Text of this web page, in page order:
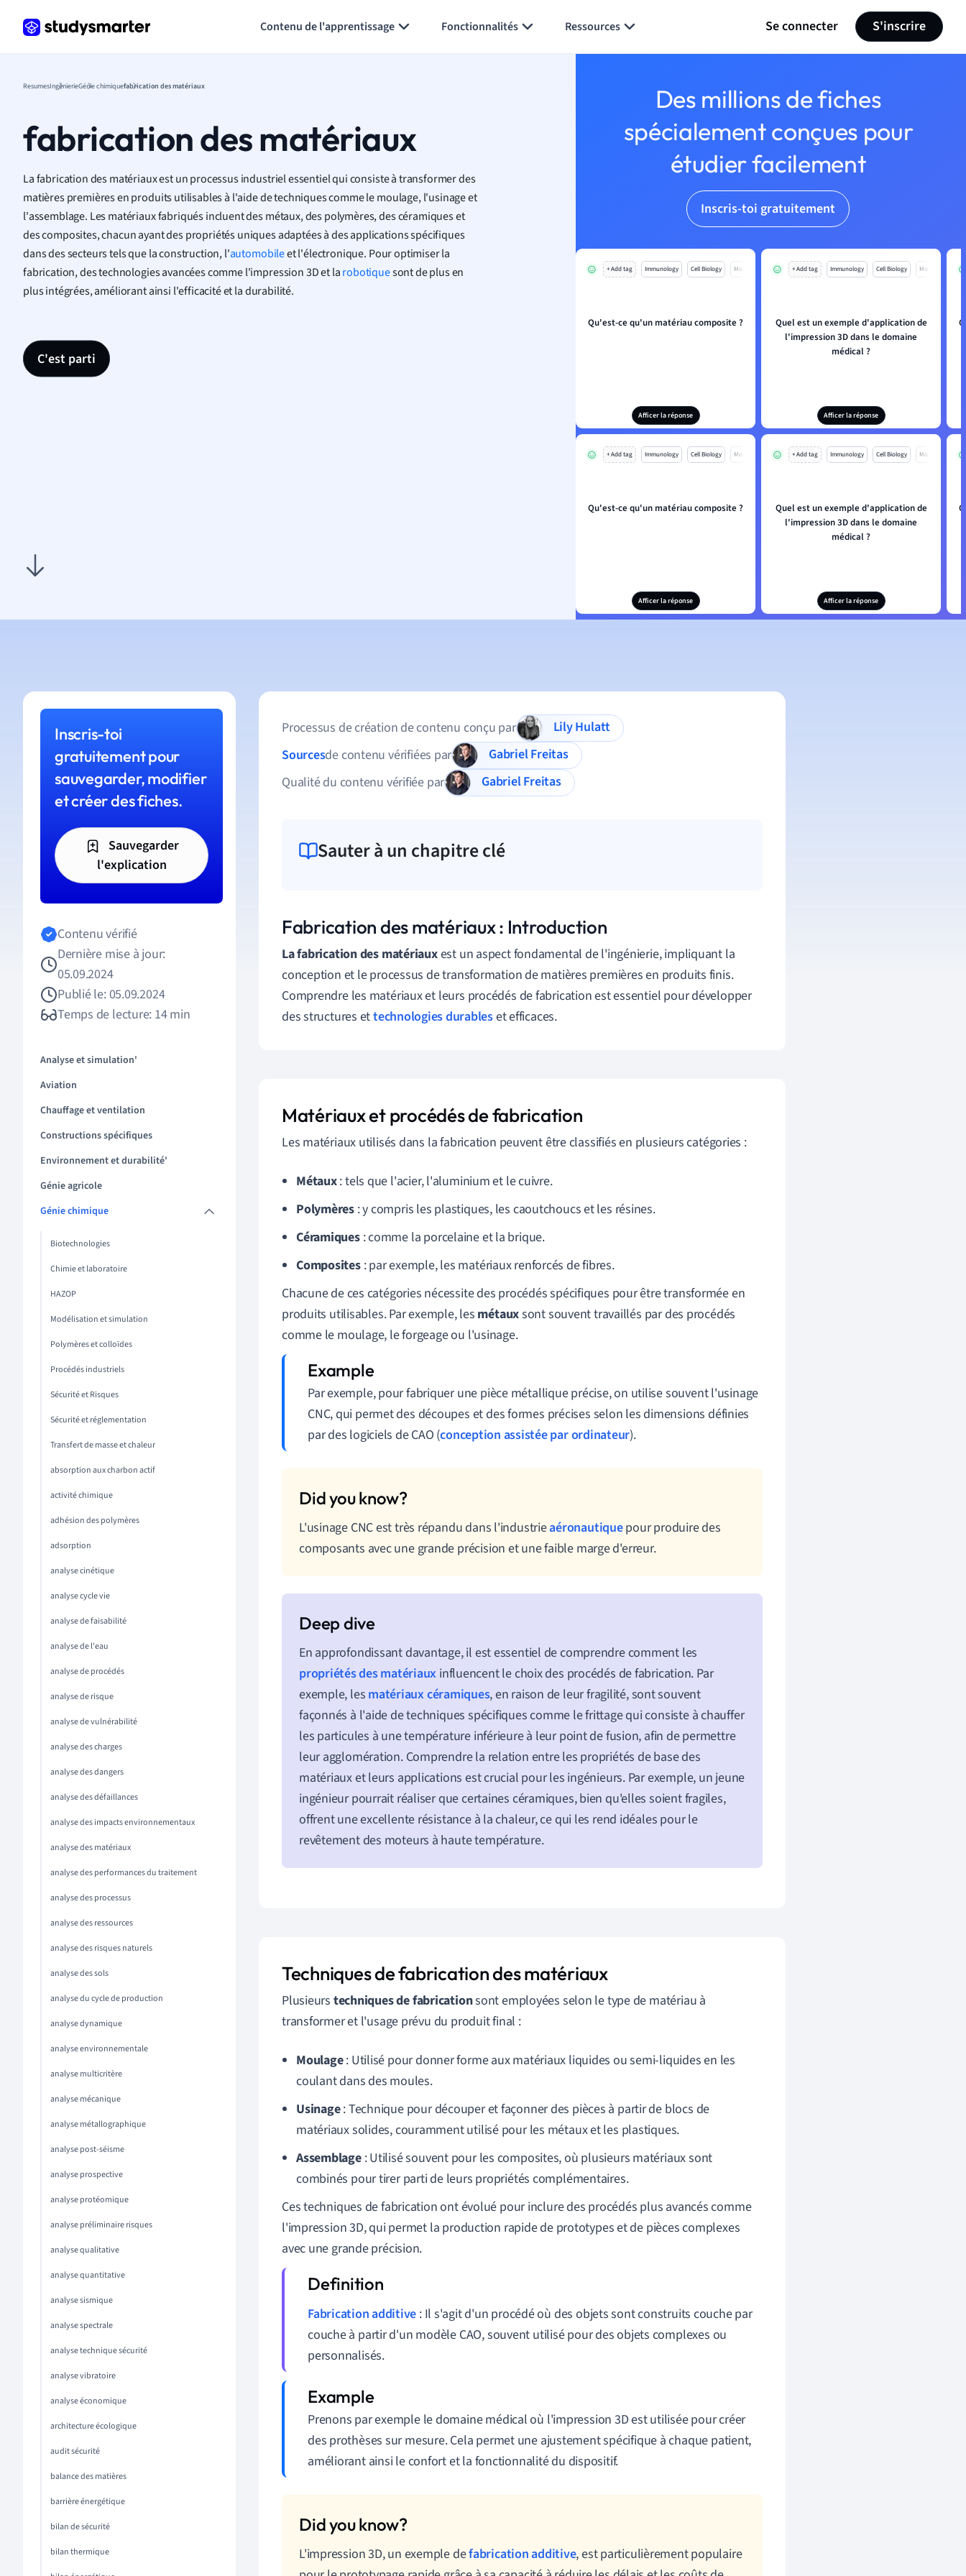
Contenu de l'apprentissage Fonctionnalités Ressources Se connecter S'inscrire
ResumesIngénierieGénie chimiquefabrication des matériaux
fabrication des matériaux
La fabrication des matériaux est un processus industriel essentiel qui consiste à transformer des
matières premières en produits utilisables à l'aide de techniques comme le moulage, l'usinage et
l'assemblage. Les matériaux fabriqués incluent des métaux, des polymères, des céramiques et
des composites, chacun ayant des propriétés uniques adaptées à des applications spécifiques
dans des secteurs tels que la construction, l'automobileet l'électronique. Pour optimiser la
fabrication, des technologies avancées comme l'impression 3D et larobotiquesont de plus en
plus intégrées, améliorant ainsi l'efficacité et la durabilité.
C'est parti
Des millions de fiches
spécialement conçues pour
étudier facilement
Inscris-toi gratuitement
+ Add tag Immunology Cell Biology Mo
Qu'est-ce qu'un matériau composite ?
Afficer la réponse
+ Add tag Immunology Cell Biology Mo
Quel est un exemple d'application de
l'impression 3D dans le domaine
médical ?
Afficer la réponse
+ Add tag Immunology Cell Biology Mo
Qu'est-ce qu'un matériau composite ?
Afficer la réponse
+ Add tag Immunology Cell Biology Mo
Quel est un exemple d'application de
l'impression 3D dans le domaine
médical ?
Afficer la réponse
Inscris-toi
gratuitement pour
sauvegarder, modifier
et créer des fiches.
Sauvegarder
l'explication
Contenu vérifié
Dernière mise à jour:
05.09.2024
Publié le: 05.09.2024
Temps de lecture: 14 min
Analyse et simulation'
Aviation
Chauffage et ventilation
Constructions spécifiques
Environnement et durabilité'
Génie agricole
Génie chimique
Biotechnologies
Chimie et laboratoire
HAZOP
Modélisation et simulation
Polymères et colloïdes
Procédés industriels
Sécurité et Risques
Sécurité et réglementation
Transfert de masse et chaleur
absorption aux charbon actif
activité chimique
adhésion des polymères
adsorption
analyse cinétique
analyse cycle vie
analyse de faisabilité
analyse de l'eau
analyse de procédés
analyse de risque
analyse de vulnérabilité
analyse des charges
analyse des dangers
analyse des défaillances
analyse des impacts environnementaux
analyse des matériaux
analyse des performances du traitement
analyse des processus
analyse des ressources
analyse des risques naturels
analyse des sols
analyse du cycle de production
analyse dynamique
analyse environnementale
analyse multicritère
analyse mécanique
analyse métallographique
analyse post-séisme
analyse prospective
analyse protéomique
analyse préliminaire risques
analyse qualitative
analyse quantitative
analyse sismique
analyse spectrale
analyse technique sécurité
analyse vibratoire
analyse économique
architecture écologique
audit sécurité
balance des matières
barrière énergétique
bilan de sécurité
bilan thermique
Processus de création de contenu conçu par
Lily Hulatt
Sourcesde contenu vérifiées par
Gabriel Freitas
Qualité du contenu vérifiée par
Gabriel Freitas
Sauter à un chapitre clé
Fabrication des matériaux : Introduction
La fabrication des matériauxest un aspect fondamental de l'ingénierie, impliquant la
conception et le processus de transformation de matières premières en produits finis.
Comprendre les matériaux et leurs procédés de fabrication est essentiel pour développer
des structures ettechnologies durableset efficaces.
Matériaux et procédés de fabrication
Les matériaux utilisés dans la fabrication peuvent être classifiés en plusieurs catégories :
Métaux: tels que l'acier, l'aluminium et le cuivre.
Polymères : y compris les plastiques, les caoutchoucs et les résines.
Céramiques: comme la porcelaine et la brique.
Composites: par exemple, les matériaux renforcés de fibres.
Chacune de ces catégories nécessite des procédés spécifiques pour être transformée en
produits utilisables. Par exemple, les métauxsont souvent travaillés par des procédés
comme le moulage, le forgeage ou l'usinage.
Par exemple, pour fabriquer une pièce métallique précise, on utilise souvent l'usinage
CNC, qui permet des découpes et des formes précises selon les dimensions définies
par des logiciels de CAO (conception assistée par ordinateur).
L'usinage CNC est très répandu dans l'industrieaéronautiquepour produire des
composants avec une grande précision et une faible marge d'erreur.
En approfondissant davantage, il est essentiel de comprendre comment les
propriétés des matériaux influencent le choix des procédés de fabrication. Par
exemple, les matériaux céramiques, en raison de leur fragilité, sont souvent
façonnés à l'aide de techniques spécifiques comme le frittage qui consiste à chauffer
les particules à une température inférieure à leur point de fusion, afin de permettre
leur agglomération. Comprendre la relation entre les propriétés de base des
matériaux et leurs applications est crucial pour les ingénieurs. Par exemple, un jeune
ingénieur pourrait réaliser que certaines céramiques, bien qu'elles soient fragiles,
offrent une excellente résistance à la chaleur, ce qui les rend idéales pour le
revêtement des moteurs à haute température.
Techniques de fabrication des matériaux
Plusieurs techniques de fabricationsont employées selon le type de matériau à
transformer et l'usage prévu du produit final :
Moulage: Utilisé pour donner forme aux matériaux liquides ou semi-liquides en les
coulant dans des moules.
Usinage: Technique pour découper et façonner des pièces à partir de blocs de
matériaux solides, couramment utilisé pour les métaux et les plastiques.
Assemblage: Utilisé souvent pour les composites, où plusieurs matériaux sont
combinés pour tirer parti de leurs propriétés complémentaires.
Ces techniques de fabrication ont évolué pour inclure des procédés plus avancés comme
l'impression 3D, qui permet la production rapide de prototypes et de pièces complexes
avec une grande précision.
Fabrication additive : Il s'agit d'un procédé où des objets sont construits couche par
couche à partir d'un modèle CAO, souvent utilisé pour des objets complexes ou
personnalisés.
Prenons par exemple le domaine médical où l'impression 3D est utilisée pour créer
des prothèses sur mesure. Cela permet une ajustement spécifique à chaque patient,
améliorant ainsi le confort et la fonctionnalité du dispositif.
L'impression 3D, un exemple defabrication additive, est particulièrement populaire